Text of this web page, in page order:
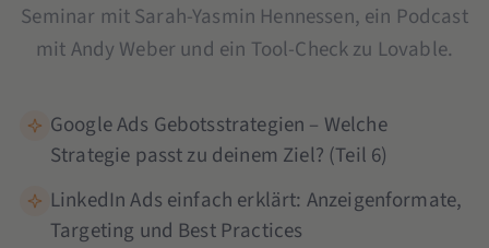
Seminar mit Sarah-Yasmin Hennessen, ein Podcast
mit Andy Weber und ein Tool-Check zu Lovable.
Google Ads Gebotsstrategien – Welche
Strategie passt zu deinem Ziel? (Teil 6)
LinkedIn Ads einfach erklärt: Anzeigenformate,
Targeting und Best Practices